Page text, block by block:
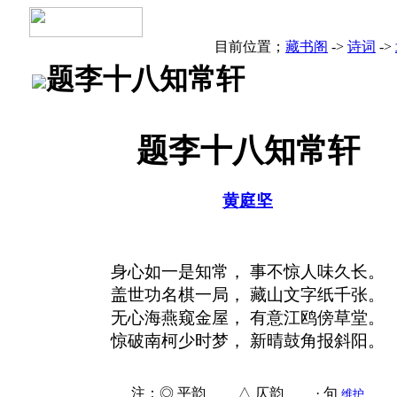
目前位置； 藏书阁 -> 诗词 ->
题李十八知常轩
题李十八知常轩
黄庭坚
身心如一是知常， 事不惊人味久长。
盖世功名棋一局， 藏山文字纸千张。
无心海燕窥金屋， 有意江鸥傍草堂。
惊破南柯少时梦， 新晴鼓角报斜阳。
注：◎ 平韵 △ 仄韵 · 句 维护